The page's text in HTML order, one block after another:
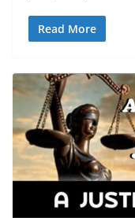
Read More